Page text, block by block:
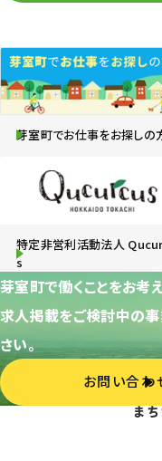
芽室町でお仕事をお探しの
特定非営利活動法人
s
芽室町で働くことをお考
求人掲載をご検討中の
さい。
お問い合わ